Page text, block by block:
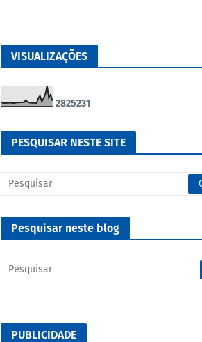
VISUALIZAÇÕES
2825231
PESQUISAR NESTE SITE
Pesquisar neste blog
PUBLICIDADE